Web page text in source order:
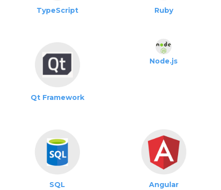
TypeScript Ruby
Qt Framework
Node.js
SQL Angular